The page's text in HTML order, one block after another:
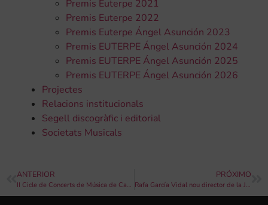
Premis Euterpe 2021
Premis Euterpe 2022
Premis Euterpe Ángel Asunción 2023
Premis EUTERPE Ángel Asunción 2024
Premis EUTERPE Ángel Asunción 2025
Premis EUTERPE Ángel Asunción 2026
Projectes
Relacions institucionals
Segell discogràfic i editorial
Societats Musicals
ANTERIOR
II Cicle de Concerts de Música de Cambra de l’Ateneu Musical del Port
PRÓXIMO
Rafa García Vidal nou director de la Jove Banda Simfònica de la FSMCV per a 2020